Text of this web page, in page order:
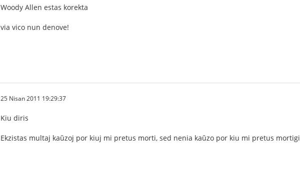
Woody Allen estas korekta
via vico nun denove!
25 Nisan 2011 19:29:37
Kiu diris
Ekzistas multaj kaŭzoj por kiuj mi pretus morti, sed nenia kaŭzo por kiu mi pretus mortigi